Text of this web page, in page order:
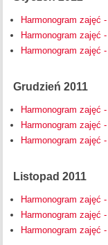
Harmonogram zajęć
Harmonogram zajęć
Harmonogram zajęć
Grudzień 2011
Harmonogram zajęć
Harmonogram zajęć
Harmonogram zajęć
Listopad 2011
Harmonogram zajęć
Harmonogram zajęć
Harmonogram zajęć